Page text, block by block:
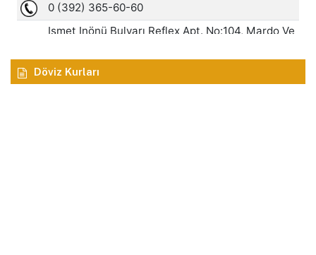
Döviz Kurları